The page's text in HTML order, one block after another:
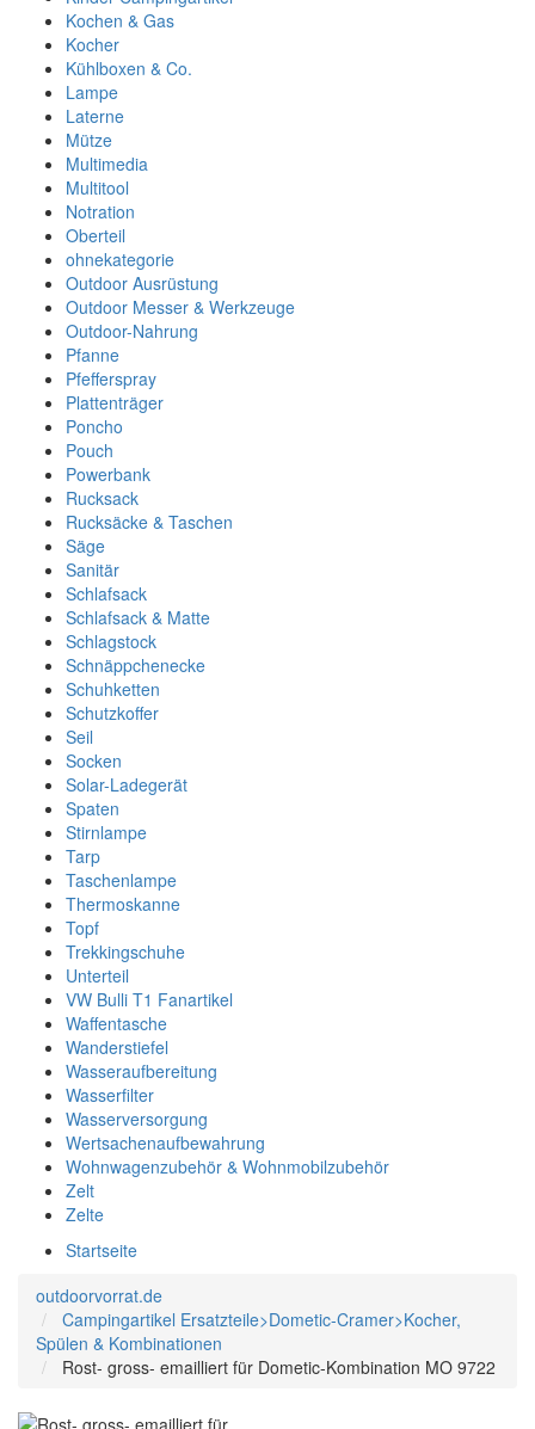
Kochen & Gas
Kocher
Kühlboxen & Co.
Lampe
Laterne
Mütze
Multimedia
Multitool
Notration
Oberteil
ohnekategorie
Outdoor Ausrüstung
Outdoor Messer & Werkzeuge
Outdoor-Nahrung
Pfanne
Pfefferspray
Plattenträger
Poncho
Pouch
Powerbank
Rucksack
Rucksäcke & Taschen
Säge
Sanitär
Schlafsack
Schlafsack & Matte
Schlagstock
Schnäppchenecke
Schuhketten
Schutzkoffer
Seil
Socken
Solar-Ladegerät
Spaten
Stirnlampe
Tarp
Taschenlampe
Thermoskanne
Topf
Trekkingschuhe
Unterteil
VW Bulli T1 Fanartikel
Waffentasche
Wanderstiefel
Wasseraufbereitung
Wasserfilter
Wasserversorgung
Wertsachenaufbewahrung
Wohnwagenzubehör & Wohnmobilzubehör
Zelt
Zelte
Startseite
outdoorvorrat.de
Campingartikel Ersatzteile>Dometic-Cramer>Kocher,
Spülen & Kombinationen
Rost- gross- emailliert für Dometic-Kombination MO 9722